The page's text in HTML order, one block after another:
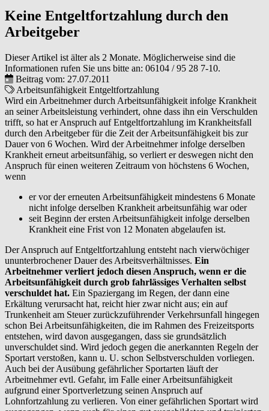
Keine Entgeltfortzahlung durch den
Arbeitgeber
Dieser Artikel ist älter als 2 Monate. Möglicherweise sind die
Informationen rufen Sie uns bitte an: 06104 / 95 28 7-10.
Beitrag vom: 27.07.2011
Arbeitsunfähigkeit Entgeltfortzahlung
Wird ein Arbeitnehmer durch Arbeitsunfähigkeit infolge Krankheit
an seiner Arbeitsleistung verhindert, ohne dass ihn ein Verschulden
trifft, so hat er Anspruch auf Entgeltfortzahlung im Krankheitsfall
durch den Arbeitgeber für die Zeit der Arbeitsunfähigkeit bis zur
Dauer von 6 Wochen. Wird der Arbeitnehmer infolge derselben
Krankheit erneut arbeitsunfähig, so verliert er deswegen nicht den
Anspruch für einen weiteren Zeitraum von höchstens 6 Wochen,
wenn
er vor der erneuten Arbeitsunfähigkeit mindestens 6 Monate
nicht infolge derselben Krankheit arbeitsunfähig war oder
seit Beginn der ersten Arbeitsunfähigkeit infolge derselben
Krankheit eine Frist von 12 Monaten abgelaufen ist.
Der Anspruch auf Entgeltfortzahlung entsteht nach vierwöchiger
ununterbrochener Dauer des Arbeitsverhältnisses. Ein
Arbeitnehmer verliert jedoch diesen Anspruch, wenn er die
Arbeitsunfähigkeit durch grob fahrlässiges Verhalten selbst
verschuldet hat. Ein Spaziergang im Regen, der dann eine
Erkältung verursacht hat, reicht hier zwar nicht aus; ein auf
Trunkenheit am Steuer zurückzuführender Verkehrsunfall hingegen
schon Bei Arbeitsunfähigkeiten, die im Rahmen des Freizeitsports
entstehen, wird davon ausgegangen, dass sie grundsätzlich
unverschuldet sind. Wird jedoch gegen die anerkannten Regeln der
Sportart verstoßen, kann u. U. schon Selbstverschulden vorliegen.
Auch bei der Ausübung gefährlicher Sportarten läuft der
Arbeitnehmer evtl. Gefahr, im Falle einer Arbeitsunfähigkeit
aufgrund einer Sportverletzung seinen Anspruch auf
Lohnfortzahlung zu verlieren. Von einer gefährlichen Sportart wird